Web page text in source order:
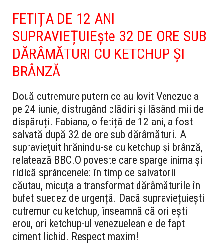
FETIȚA DE 12 ANI
SUPRAVIEȚUIEște 32 DE ORE SUB
DĂRÂMĂTURI CU KETCHUP ȘI
BRÂNZĂ
Două cutremure puternice au lovit Venezuela
pe 24 iunie, distrugând clădiri și lăsând mii de
dispăruți. Fabiana, o fetiță de 12 ani, a fost
salvată după 32 de ore sub dărâmături. A
supraviețuit hrănindu-se cu ketchup și brânză,
relatează BBC.O poveste care sparge inima și
ridică sprâncenele: în timp ce salvatorii
căutau, micuța a transformat dărâmăturile în
bufet suedez de urgență. Dacă supraviețuiești
cutremur cu ketchup, înseamnă că ori ești
erou, ori ketchup-ul venezuelean e de fapt
ciment lichid. Respect maxim!